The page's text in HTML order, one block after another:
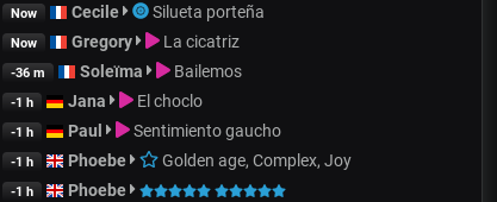
Now Cecile Silueta porteña
Now Gregory La cicatriz
-36 m Soleïma Bailemos
-1 h Jana El choclo
-1 h Paul Sentimiento gaucho
-1 h Phoebe Golden age, Complex, Joy
-1 h Phoebe